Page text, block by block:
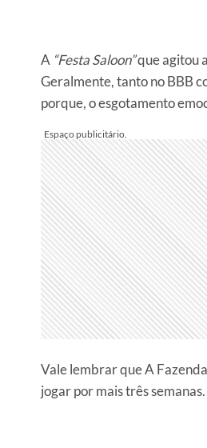
A “Festa Saloon”que agitou
Geralmente, tanto no BBB
porque, o esgotamento
Vale lembrar que A
jogar por mais três semanas.